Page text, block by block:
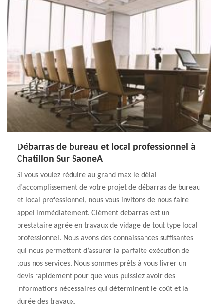
Débarras de bureau et local professionnel à
Chatillon Sur SaoneA
Si vous voulez réduire au grand max le délai
d’accomplissement de votre projet de débarras de bureau
et local professionnel, nous vous invitons de nous faire
appel immédiatement. Clément debarras est un
prestataire agrée en travaux de vidage de tout type local
professionnel. Nous avons des connaissances suffisantes
qui nous permettent d’assurer la parfaite exécution de
tous nos services. Nous sommes prêts à vous livrer un
devis rapidement pour que vous puissiez avoir des
informations nécessaires qui déterminent le coût et la
durée des travaux.